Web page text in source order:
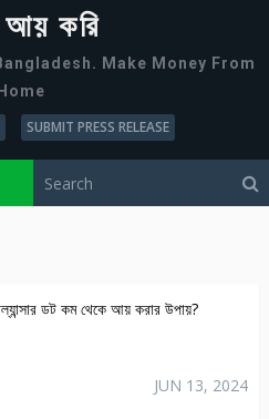
করি
Make Money From
Home
SUBMIT PRESS RELEASE
ডট কম থেকে আয় করার উপায়?
JUN 13, 2024